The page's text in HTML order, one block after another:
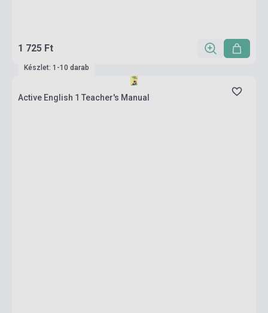
1 725 Ft
Készlet: 1-10 darab
Active English 1 Teacher's Manual